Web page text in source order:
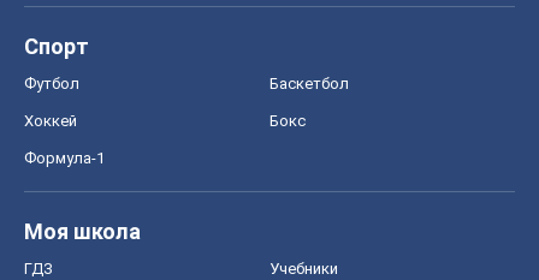
Спорт
Футбол Баскетбол
Хоккей Бокс
Формула-1
Моя школа
ГДЗ Учебники